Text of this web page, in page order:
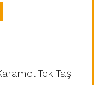
Tek Taş